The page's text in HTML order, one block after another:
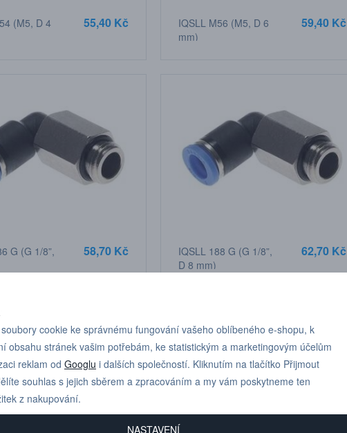
(M5, D 4
55,40 Kč
IQSLL M56 (M5, D 6
mm)
59,40 Kč
G (G 1/8”,
58,70 Kč
IQSLL 188 G (G 1/8”,
D 8 mm)
62,70 Kč
cookie ke správnému fungování vašeho oblíbeného e-shopu, k
obsahu stránek vašim potřebám, ke statistickým a marketingovým účelům
reklam od Googlu i dalších společností. Kliknutím na tlačítko Přijmout
souhlas s jejich sběrem a zpracováním a my vám poskytneme ten
z nakupování.
NASTAVENÍ